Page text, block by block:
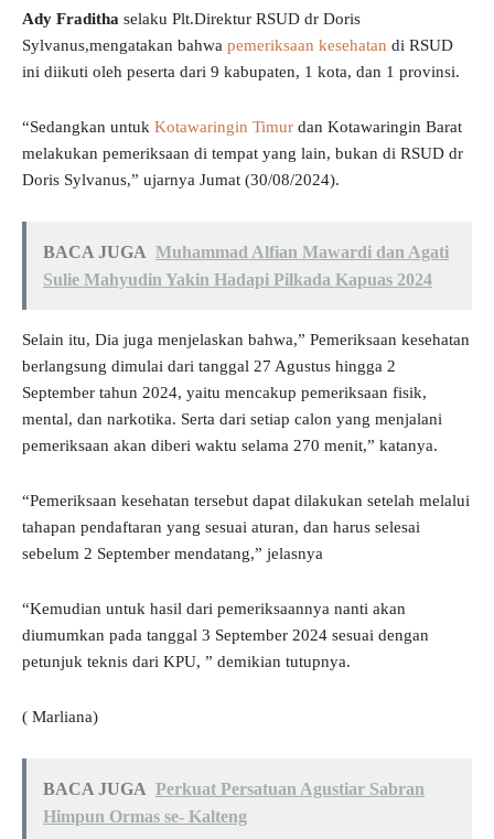
Ady Fraditha selaku Plt.Direktur RSUD dr Doris
Sylvanus,mengatakan bahwa pemeriksaan kesehatan di RSUD
ini diikuti oleh peserta dari 9 kabupaten, 1 kota, dan 1 provinsi.
“Sedangkan untuk Kotawaringin Timur dan Kotawaringin Barat
melakukan pemeriksaan di tempat yang lain, bukan di RSUD dr
Doris Sylvanus,” ujarnya Jumat (30/08/2024).
BACA JUGA Muhammad Alfian Mawardi dan Agati
Sulie Mahyudin Yakin Hadapi Pilkada Kapuas 2024
Selain itu, Dia juga menjelaskan bahwa,” Pemeriksaan kesehatan
berlangsung dimulai dari tanggal 27 Agustus hingga 2
September tahun 2024, yaitu mencakup pemeriksaan fisik,
mental, dan narkotika. Serta dari setiap calon yang menjalani
pemeriksaan akan diberi waktu selama 270 menit,” katanya.
“Pemeriksaan kesehatan tersebut dapat dilakukan setelah melalui
tahapan pendaftaran yang sesuai aturan, dan harus selesai
sebelum 2 September mendatang,” jelasnya
“Kemudian untuk hasil dari pemeriksaannya nanti akan
diumumkan pada tanggal 3 September 2024 sesuai dengan
petunjuk teknis dari KPU, ” demikian tutupnya.
( Marliana)
BACA JUGA Perkuat Persatuan Agustiar Sabran
Himpun Ormas se- Kalteng